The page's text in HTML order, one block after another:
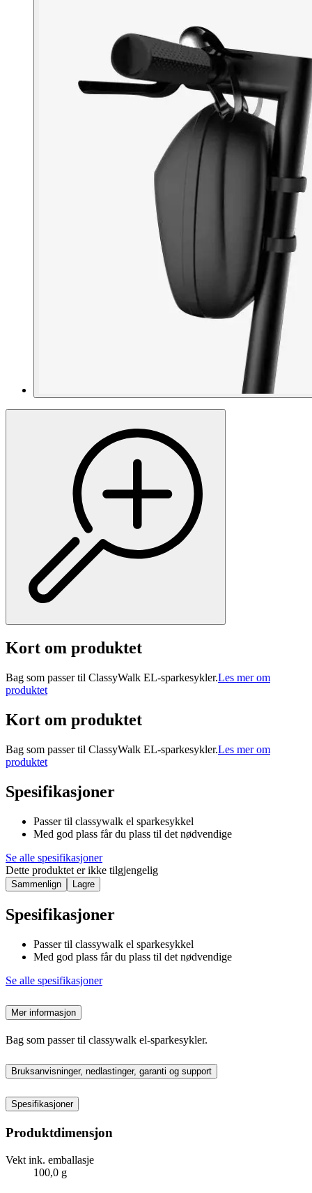
Kort om produktet
Bag som passer til ClassyWalk EL-sparkesykler.Les mer om
produktet
Kort om produktet
Bag som passer til ClassyWalk EL-sparkesykler.Les mer om
produktet
Spesifikasjoner
Passer til classywalk el sparkesykkel
Med god plass får du plass til det nødvendige
Se alle spesifikasjoner
Dette produktet er ikke tilgjengelig
Sammenlign Lagre
Spesifikasjoner
Passer til classywalk el sparkesykkel
Med god plass får du plass til det nødvendige
Se alle spesifikasjoner
Mer informasjon
Bag som passer til classywalk el-sparkesykler.
Bruksanvisninger, nedlastinger, garanti og support
Spesifikasjoner
Produktdimensjon
Vekt ink. emballasje
100,0 g